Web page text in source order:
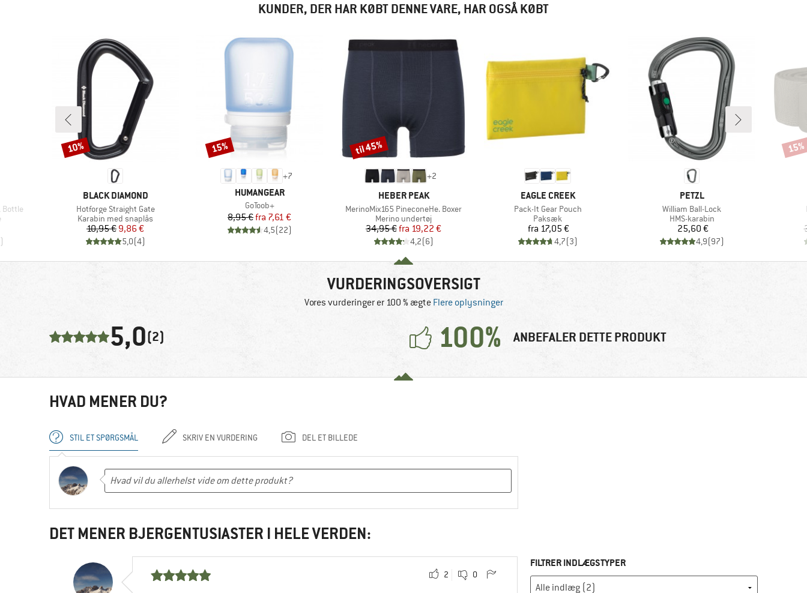
KUNDER, DER HAR KØBT DENNE VARE, HAR OGSÅ KØBT
Bottle
)
MÆRKE
BLACK DIAMOND
Artikel
Hotforge Straight Gate
Produktgruppe
Karabin med snaplås
Pris
10,95 €Nedsat pris
9,86 €
5,0(4)
Rabat
10%
+7
MÆRKE
HUMANGEAR
Artikel
GoToob+
Pris
8,95 € Nedsat pris
fra 7,61 €
4,5(22)
Rabat
15%
+2
MÆRKE
HEBER PEAK
Artikel
MerinoMix165 PineconeHe. Boxer
Produktgruppe
Merino undertøj
Pris
34,95 € Nedsat pris
fra 19,22 €
4,2(6)
Rabat
til 45%
MÆRKE
EAGLE CREEK
Artikel
Pack-It Gear Pouch
Produktgruppe
Paksæk
Pris
fra 17,05 €
4,7(3)
MÆRKE
PETZL
Artikel
William Ball-Lock
Produktgruppe
HMS-karabin
Pris
25,60 €
4,9(97)
Rabat
15%
VURDERINGSOVERSIGT
Vores vurderinger er 100 % ægte Flere oplysninger
5,0(2) 100% ANBEFALER DETTE PRODUKT
HVAD MENER DU?
STIL ET SPØRGSMÅL SKRIV EN VURDERING DEL ET BILLEDE
DET MENER BJERGENTUSIASTER I HELE VERDEN:
2 0
FILTRER INDLÆGSTYPER